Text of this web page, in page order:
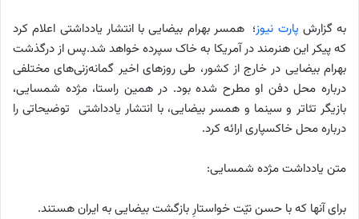
به گزارش پارت نیوز؛ همسر بهرام بیضایی با انتشار یادداشتی اعلام کرد
که پیکر این هنرمند در آمریکا به خاک سپرده خواهد شد.پس از درگذشت
بهرام بیضایی در خارج از کشور، طی روزهای اخیر گمانه‌زنی‌های مختلفی
درباره محل دفن او مطرح شده بود. در همین راستا، مژده شمسایی،
بازیگر تئاتر و سینما و همسر بیضایی، با انتشار یادداشتی توضیحاتی را
درباره محل خاکسپاری ارائه کرد.
متن یادداشت مژده شمسایی:
برای آنها که با حسن نیّت خواستارِ بازگشت بیضایی به ایران هستند.